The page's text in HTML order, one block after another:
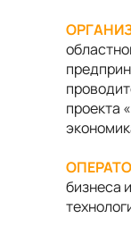
проекта
бизнеса